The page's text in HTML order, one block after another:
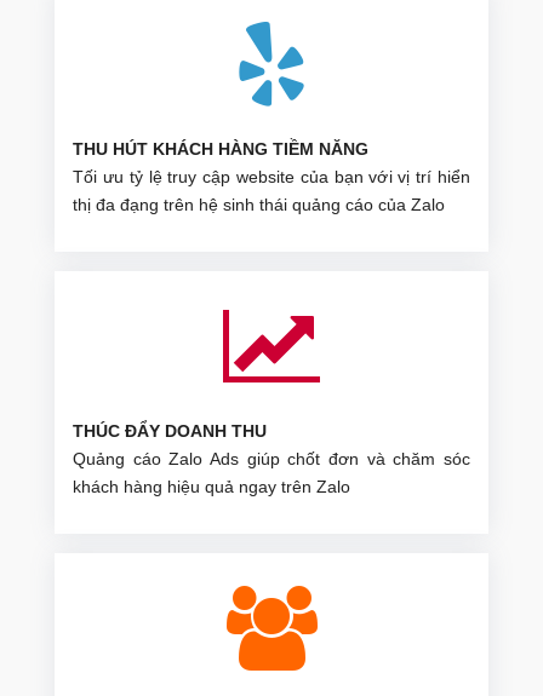
THU HÚT KHÁCH HÀNG TIỀM NĂNG
Tối ưu tỷ lệ truy cập website của bạn với vị trí hiển
thị đa đạng trên hệ sinh thái quảng cáo của Zalo
THÚC ĐẨY DOANH THU
Quảng cáo Zalo Ads giúp chốt đơn và chăm sóc
khách hàng hiệu quả ngay trên Zalo